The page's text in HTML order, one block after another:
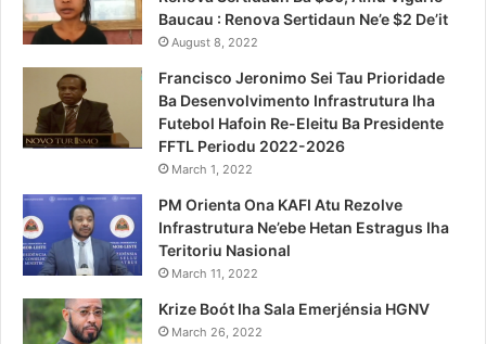
Baucau : Renova Sertidaun Ne’e $2 De’it
August 8, 2022
Francisco Jeronimo Sei Tau Prioridade
Ba Desenvolvimento Infrastrutura Iha
Futebol Hafoin Re-Eleitu Ba Presidente
FFTL Periodu 2022-2026
March 1, 2022
PM Orienta Ona KAFI Atu Rezolve
Infrastrutura Ne’ebe Hetan Estragus Iha
Teritoriu Nasional
March 11, 2022
Krize Boót Iha Sala Emerjénsia HGNV
March 26, 2022